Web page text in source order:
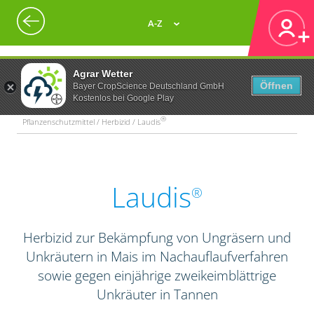
Agrar Wetter
Bayer CropScience Deutschland GmbH
Kostenlos bei Google Play
Öffnen
A-Z
Pflanzenschutzmittel / Herbizid / Laudis®
Laudis®
Herbizid zur Bekämpfung von Ungräsern und
Unkräutern in Mais im Nachauflaufverfahren
sowie gegen einjährige zweikeimblättrige
Unkräuter in Tannen